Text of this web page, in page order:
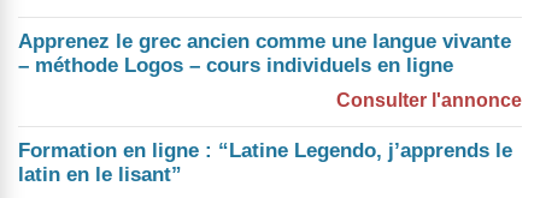
Apprenez le grec ancien comme une langue vivante
– méthode Logos – cours individuels en ligne
Consulter l'annonce
Formation en ligne : “Latine Legendo, j’apprends le
latin en le lisant”